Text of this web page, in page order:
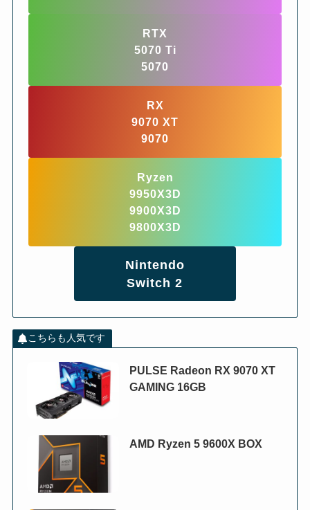
RTX
5070 Ti
5070
RX
9070 XT
9070
Ryzen
9950X3D
9900X3D
9800X3D
Nintendo
Switch 2
こちらも人気です
PULSE Radeon RX 9070 XT
GAMING 16GB
AMD Ryzen 5 9600X BOX